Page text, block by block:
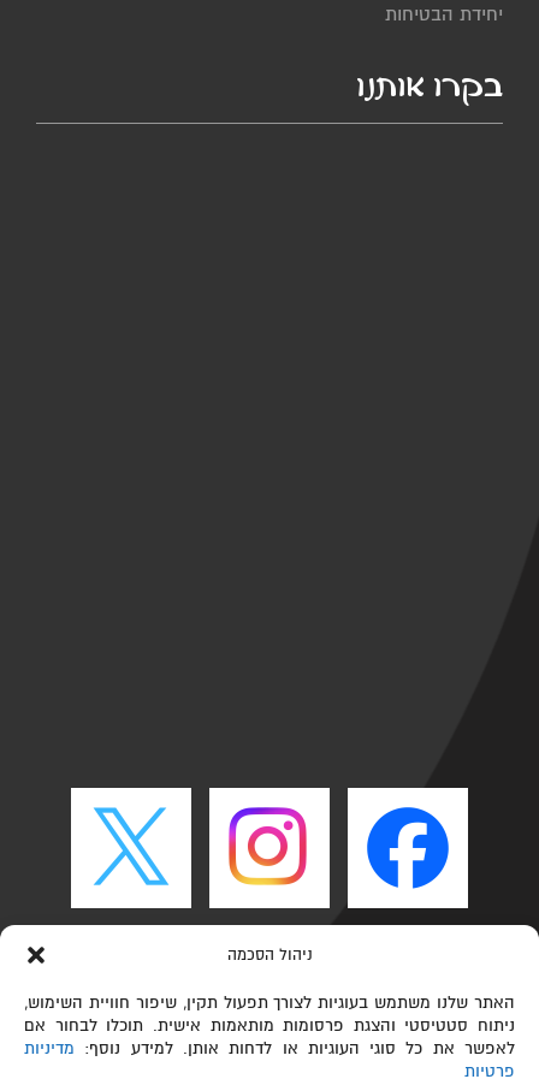
ניהול הסכמה
האתר שלנו משתמש בעוגיות לצורך תפעול תקין, שיפור חוויית השימוש,
ניתוח סטטיסטי והצגת פרסומות מותאמות אישית. תוכלו לבחור אם
לאפשר את כל סוגי העוגיות או לדחות אותן. למידע נוסף: מדיניות
פרטיות
יחידת הבטיחות
בקרו אותנו